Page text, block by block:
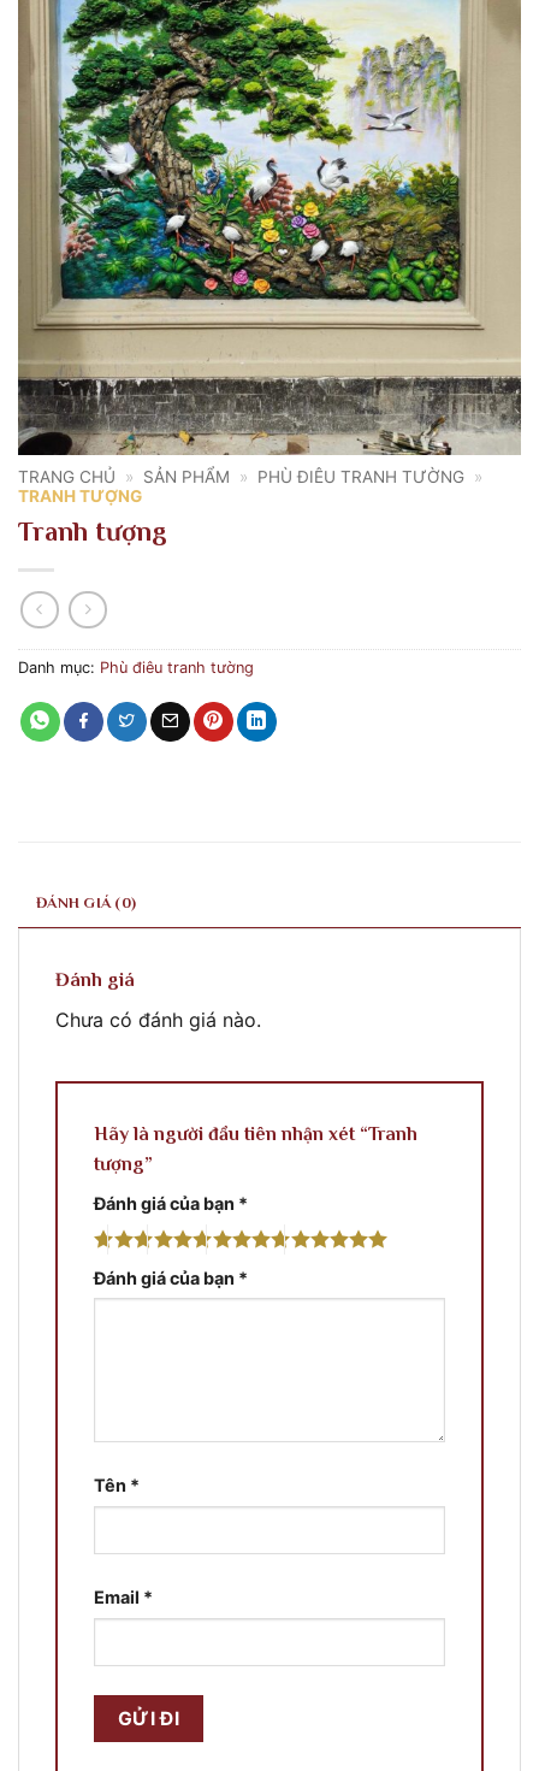
TRANG CHỦ » SẢN PHẨM » PHÙ ĐIÊU TRANH TƯỜNG »
TRANH TƯỢNG
Tranh tượng
Danh mục: Phù điêu tranh tường
ĐÁNH GIÁ (0)
Đánh giá
Chưa có đánh giá nào.
Hãy là người đầu tiên nhận xét “Tranh
tượng”
Đánh giá của bạn *
Đánh giá của bạn *
Tên *
Email *